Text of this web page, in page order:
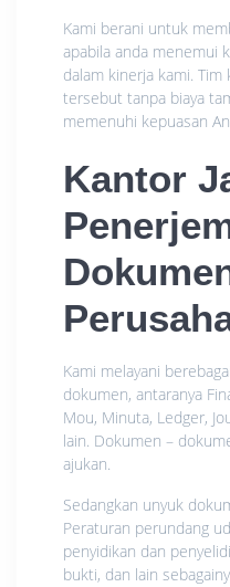
Kami berani untuk
apabila anda menemui
dalam kinerja kami.
tersebut tanpa biaya
memenuhi kepuasan
Kantor
Kami melayani
dokumen, antaranya
Mou, Minuta, Ledger,
lain. Dokumen –
ajukan.
Sedangkan unyuk
Peraturan perundang
penyidikan dan
bukti, dan lain